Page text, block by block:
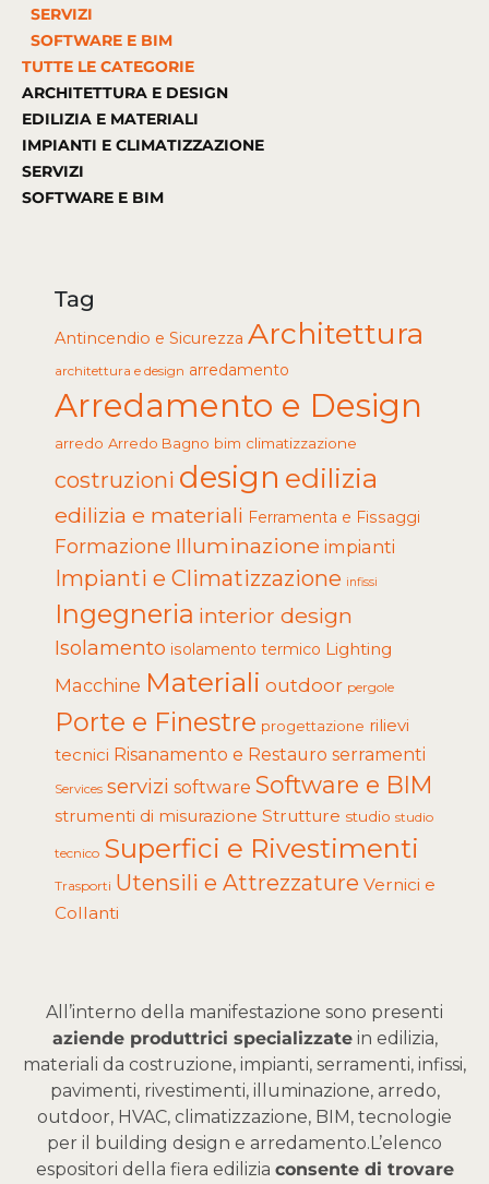
SERVIZI
SOFTWARE E BIM
TUTTE LE CATEGORIE
ARCHITETTURA E DESIGN
EDILIZIA E MATERIALI
IMPIANTI E CLIMATIZZAZIONE
SERVIZI
SOFTWARE E BIM
Tag
Antincendio e Sicurezza Architettura
architettura e design arredamento
Arredamento e Design
arredo Arredo Bagno bim climatizzazione
costruzioni design edilizia
edilizia e materiali Ferramenta e Fissaggi
Formazione Illuminazione impianti
Impianti e Climatizzazione infissi
Ingegneria interior design
Isolamento isolamento termico Lighting
Macchine Materiali outdoor pergole
Porte e Finestre progettazione rilievi
tecnici Risanamento e Restauro serramenti
Services servizi software Software e BIM
strumenti di misurazione Strutture studio studio
tecnico Superfici e Rivestimenti
Trasporti Utensili e Attrezzature Vernici e
Collanti
All’interno della manifestazione sono presenti
aziende produttrici specializzatein edilizia,
materiali da costruzione, impianti, serramenti, infissi,
pavimenti, rivestimenti, illuminazione, arredo,
outdoor, HVAC, climatizzazione, BIM, tecnologie
per il building design e arredamento. L’elenco
espositori della fiera edilizia consente di trovare